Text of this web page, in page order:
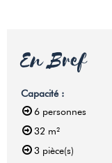
En Bref
Capacité :
6 personnes
32 m²
3 pièce(s)